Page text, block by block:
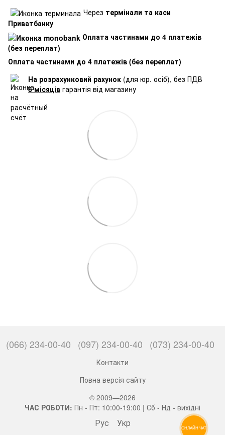
Через термінали та каси
Приватбанку
Оплата частинами до 4 платежів
(без переплат)
Оплата частинами до 4 платежів (без переплат)
На розрахунковий рахунок (для юр. осіб), без ПДВ
6 місяців гарантія від магазину
(066) 234-00-40 (097) 234-00-40 (073) 234-00-40
Контакти
Повна версія сайту
© 2009—2026
ЧАС РОБОТИ: Пн - Пт: 10:00-19:00 | Сб - Нд - вихідні
Рус Укр ОНЛАЙН ЧАТ